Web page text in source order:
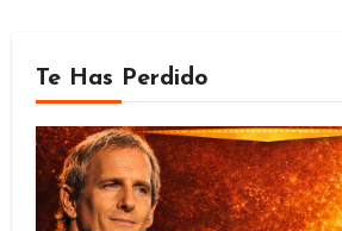
Te Has Perdido